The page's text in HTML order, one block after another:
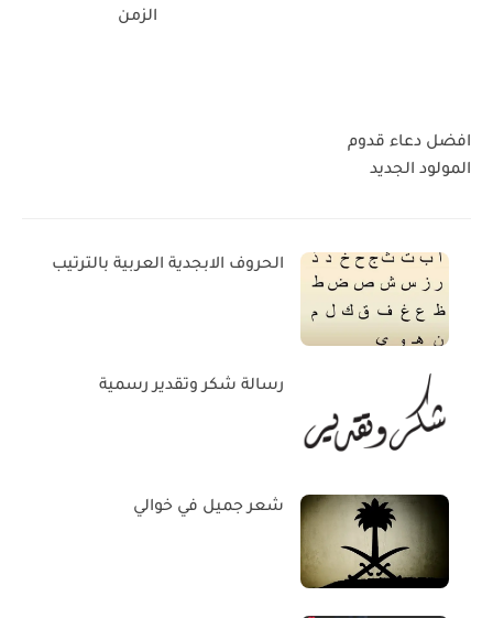
الزمن
افضل دعاء قدوم
المولود الجديد
الحروف الابجدية العربية بالترتيب
رسالة شكر وتقدير رسمية
شعر جميل في خوالي